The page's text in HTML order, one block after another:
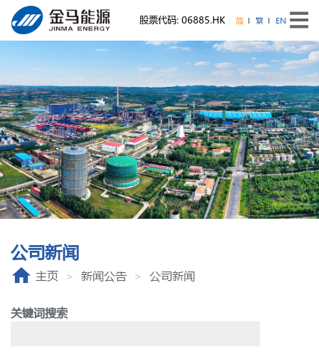
股票代码: 06885.HK 简 繁 EN
公司新闻
主页 新闻公告 公司新闻
关键词搜索